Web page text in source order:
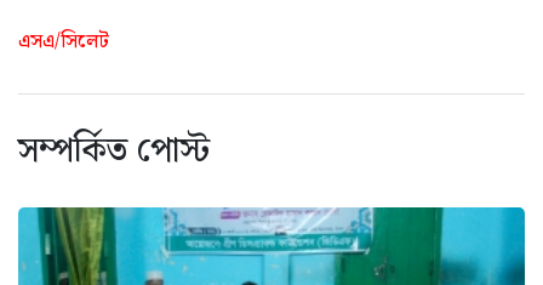
এসএ/সিলেট
সম্পর্কিত পোস্ট